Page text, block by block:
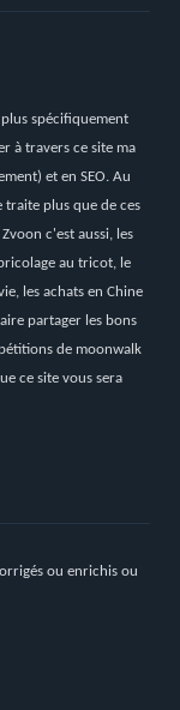
spécifiquement
à travers ce site ma
et en SEO. Au
traite plus que de ces
c'est aussi, les
au tricot, le
les achats en Chine
partager les bons
de moonwalk
ce site vous sera
ou enrichis ou